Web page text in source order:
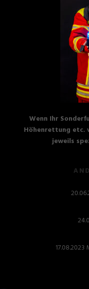
Wenn Ihr
Höhenrettung etc.
jeweils